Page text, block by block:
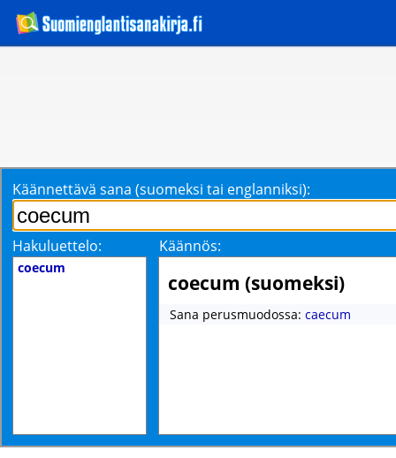
Käännettävä sana (suomeksi tai englanniksi):
Hakuluettelo: Käännös:
coecum
coecum (suomeksi)
Sana perusmuodossa: caecum